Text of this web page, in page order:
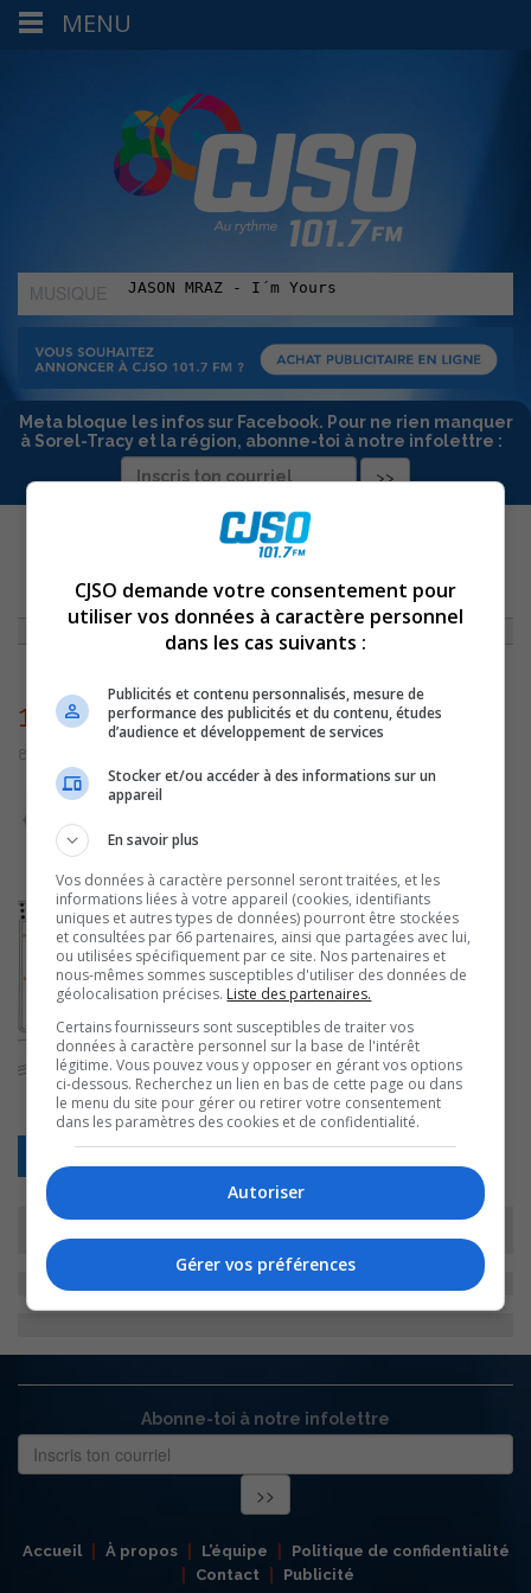
MUSIQUE
:
Meta bloque les infos sur Facebook. Pour ne rien manquer
à Sorel-Tracy et la région, abonne-toi à notre infolettre :
ACCUEIL»ACTUALITÉS »
LE COIN DU ROI ET CHARLOTTE SERA FERMÉ
POUR UN MOIS» 12-SEPTEMBRE-2016
12-septembre-2016
8 septembre 2016 | Par Journaliste CJSO
Abonne-toi à notre infolettre
Accueil À propos L’équipe
Politique de confidentialité
Contact
Publicité
MENU
CJSO demande votre consentement pour
utiliser vos données à caractère personnel
dans les cas suivants :
Publicités et contenu personnalisés, mesure de
performance des publicités et du contenu, études
d’audience et développement de services
Stocker et/ou accéder à des informations sur un
appareil
En savoir plus
Vos données à caractère personnel seront traitées, et les
informations liées à votre appareil (cookies, identifiants
uniques et autres types de données) pourront être stockées
et consultées par 66 partenaires, ainsi que partagées avec lui,
ou utilisées spécifiquement par ce site. Nos partenaires et
nous-mêmes sommes susceptibles d'utiliser des données de
géolocalisation précises. Liste des partenaires.
Certains fournisseurs sont susceptibles de traiter vos
données à caractère personnel sur la base de l'intérêt
légitime. Vous pouvez vous y opposer en gérant vos options
ci-dessous. Recherchez un lien en bas de cette page ou dans
le menu du site pour gérer ou retirer votre consentement
dans les paramètres des cookies et de confidentialité.
Autoriser
Gérer vos préférences